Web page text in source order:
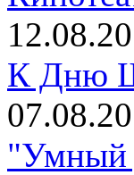
К Дню
"Умный